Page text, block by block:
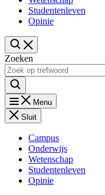
Studentenleven
Opinie
Zoeken
Menu
Sluit
Campus
Onderwijs
Wetenschap
Studentenleven
Opinie